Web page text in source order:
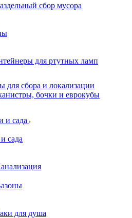
сбор мусора
для ртутных ламп
для сбора и локализации
бочки и еврокубы
и сада
сада
для душа